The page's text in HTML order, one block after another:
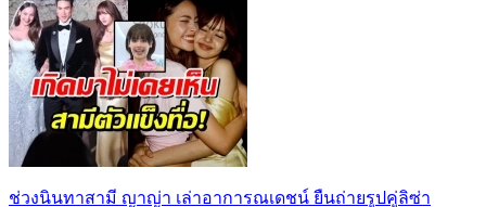
ช่วงนินทาสามี ญาญ่า เล่าอาการณเดชน์ ยืนถ่ายรูปคู่ลิซ่า